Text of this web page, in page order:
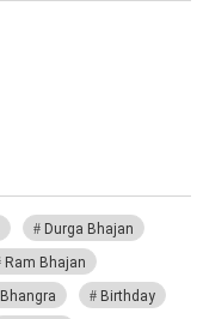
Durga Bhajan
Ram Bhajan
Bhangra
Birthday